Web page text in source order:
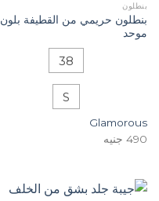
بنطلون
بنطلون حريمي من القطيفة بلون
موحد
38
S
Glamorous
490 جنيه